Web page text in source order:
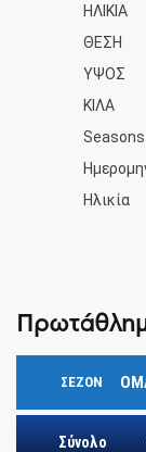
ΗΛΙΚΙΑ
ΘΕΣΗ
ΥΨΟΣ
ΚΙΛΑ
Seasons
Ηλικία
ΣΕΖΌΝ
Σύνολο